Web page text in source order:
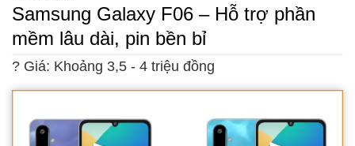
Samsung Galaxy F06 – Hỗ trợ phần
mềm lâu dài, pin bền bỉ
? Giá: Khoảng 3,5 - 4 triệu đồng